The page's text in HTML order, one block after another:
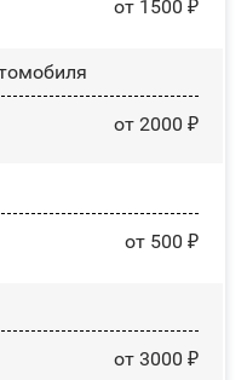
от 1500 ₽
от 2000 ₽
от 500 ₽
от 3000 ₽